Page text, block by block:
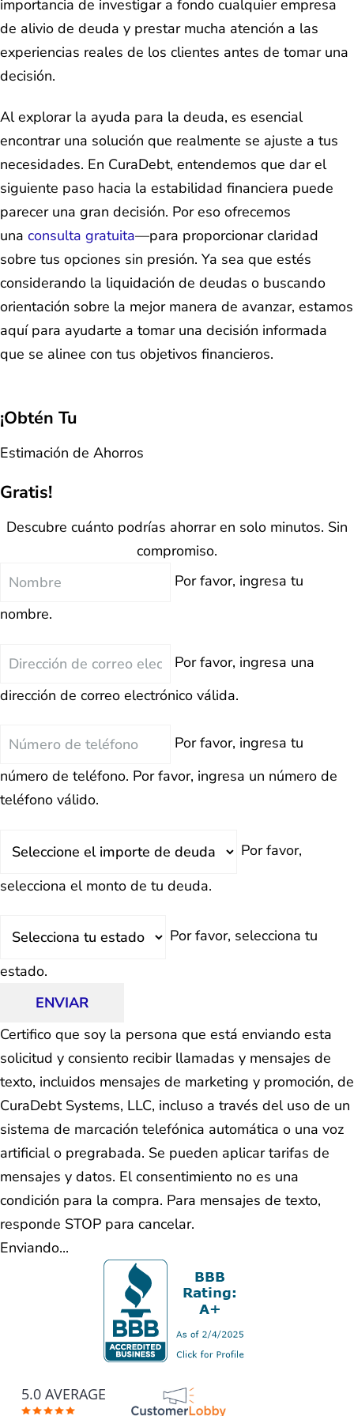
importancia de investigar a fondo cualquier empresa
de alivio de deuda y prestar mucha atención a las
experiencias reales de los clientes antes de tomar una
decisión.
Al explorar la ayuda para la deuda, es esencial
encontrar una solución que realmente se ajuste a tus
necesidades. En CuraDebt, entendemos que dar el
siguiente paso hacia la estabilidad financiera puede
parecer una gran decisión. Por eso ofrecemos
una consulta gratuita—para proporcionar claridad
sobre tus opciones sin presión. Ya sea que estés
considerando la liquidación de deudas o buscando
orientación sobre la mejor manera de avanzar, estamos
aquí para ayudarte a tomar una decisión informada
que se alinee con tus objetivos financieros.
¡Obtén Tu
Estimación de Ahorros
Gratis!
Descubre cuánto podrías ahorrar en solo minutos. Sin
compromiso.
Nombre
Por favor, ingresa tu
nombre.
Correo
Por favor, ingresa una
dirección de correo electrónico válida.
Teléfono
Por favor, ingresa tu
número de teléfono. Por favor, ingresa un número de
teléfono válido.
Por favor,
selecciona el monto de tu deuda.
Por favor, selecciona tu
estado.
ENVIAR
Certifico que soy la persona que está enviando esta
solicitud y consiento recibir llamadas y mensajes de
texto, incluidos mensajes de marketing y promoción, de
CuraDebt Systems, LLC, incluso a través del uso de un
sistema de marcación telefónica automática o una voz
artificial o pregrabada. Se pueden aplicar tarifas de
mensajes y datos. El consentimiento no es una
condición para la compra. Para mensajes de texto,
responde STOP para cancelar.
Enviando...
5.0 AVERAGE